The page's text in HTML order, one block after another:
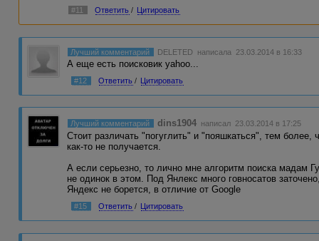
#11 Ответить / Цитировать
Лучший комментарий DELETED написала 23.03.2014 в 16:33
А еще есть поисковик yahoo...
#12 Ответить / Цитировать
Лучший комментарий dins1904 написал 23.03.2014 в 17:25
Стоит различать "погуглить" и "пояшкаться", тем более,
как-то не получается.
А если серьезно, то лично мне алгоритм поиска мадам
не одинок в этом. Под Янлекс много говносатов
Яндекс не борется, в отличие от Google
#15 Ответить / Цитировать